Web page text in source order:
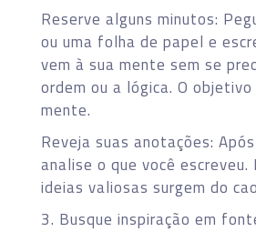
Reserve alguns minutos:
ou uma folha de papel e
vem à sua mente sem se
ordem ou a lógica. O
mente.
Reveja suas anotações:
analise o que você
ideias valiosas surgem do
3. Busque inspiração em